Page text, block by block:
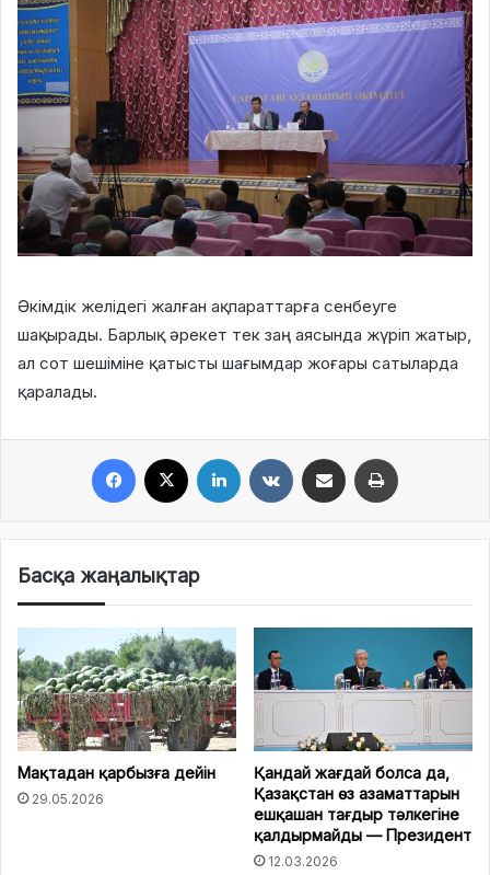
Әкімдік желідегі жалған ақпараттарға сенбеуге
шақырады. Барлық әрекет тек заң аясында жүріп жатыр,
ал сот шешіміне қатысты шағымдар жоғары сатыларда
қаралады.
Басқа жаңалықтар
Мақтадан қарбызға дейін
29.05.2026
Қандай жағдай болса да,
Қазақстан өз азаматтарын
ешқашан тағдыр тәлкегіне
қалдырмайды — Президент
12.03.2026